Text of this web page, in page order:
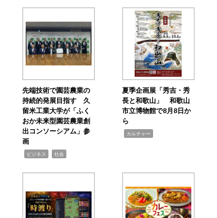
先端技術で園芸農業の
持続的発展目指す 久
留米工業大学が「ふく
おか未来型園芸農業創
出コンソーシアム」参
画
ビジネス 社会
夏季企画展「秀吉・秀
長と和歌山」 和歌山
市立博物館で8月8日か
ら
カルチャー